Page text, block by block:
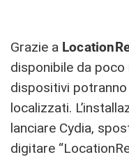
Grazie a
disponibile da poco
dispositivi
localizzati.
lanciare Cydia,
digitare